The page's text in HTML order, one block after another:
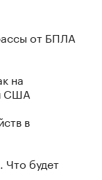
от БПЛА
на
США
в
Что будет